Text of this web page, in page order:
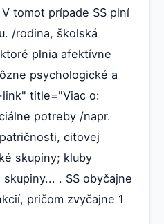
tomot prípade SS plní
/rodina, školská
plnia afektívne
psychologické a
title="Viac o:
potreby /napr.
citovej
skupiny; kluby
. SS obyčajne
pričom zvyčajne 1